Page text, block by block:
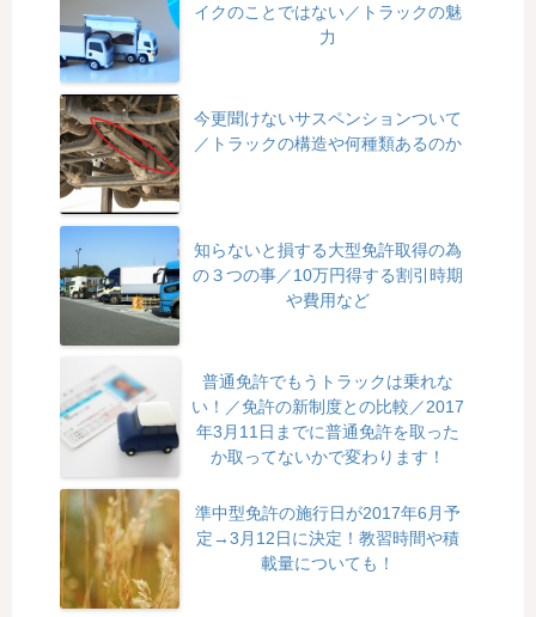
イクのことではない／トラックの魅
力
今更聞けないサスペンションついて
／トラックの構造や何種類あるのか
知らないと損する大型免許取得の為
の３つの事／10万円得する割引時期
や費用など
普通免許でもうトラックは乗れな
い！／免許の新制度との比較／2017
年3月11日までに普通免許を取った
か取ってないかで変わります！
準中型免許の施行日が2017年6月予
定→3月12日に決定！教習時間や積
載量についても！